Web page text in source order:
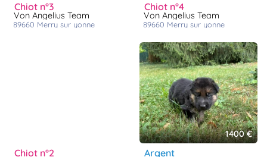
chiot n°3
Von Angelius Team
89660 merry sur yonne
chiot n°4
Von Angelius Team
89660 merry sur yonne
chiot n°2
1400 €
argent